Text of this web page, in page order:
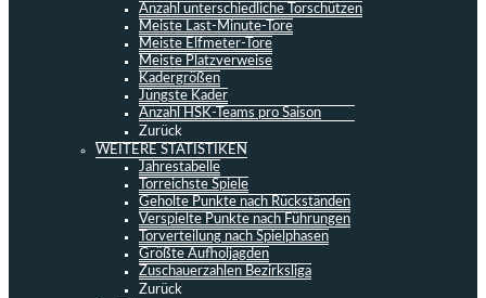
Anzahl unterschiedliche Torschützen
Meiste Last-Minute-Tore
Meiste Elfmeter-Tore
Meiste Platzverweise
Kadergrößen
Jüngste Kader
Anzahl HSK-Teams pro Saison
Zurück
WEITERE STATISTIKEN
Jahrestabelle
Torreichste Spiele
Geholte Punkte nach Rückständen
Verspielte Punkte nach Führungen
Torverteilung nach Spielphasen
Größte Aufholjagden
Zuschauerzahlen Bezirksliga
Zurück